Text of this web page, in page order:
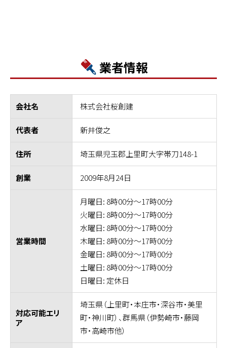
業者情報
会社名 株式会社桜創建
代表者 新井俊之
住所 埼玉県児玉郡上里町大字帯刀148-1
創業 2009年8月24日
営業時間
月曜日: 8時00分～17時00分
火曜日: 8時00分～17時00分
水曜日: 8時00分～17時00分
木曜日: 8時00分～17時00分
金曜日: 8時00分～17時00分
土曜日: 8時00分～17時00分
日曜日: 定休日
対応可能エリ
ア
埼玉県（上里町・本庄市・深谷市・美里
町・神川町）、群馬県（伊勢崎市・藤岡
市・高崎市他）